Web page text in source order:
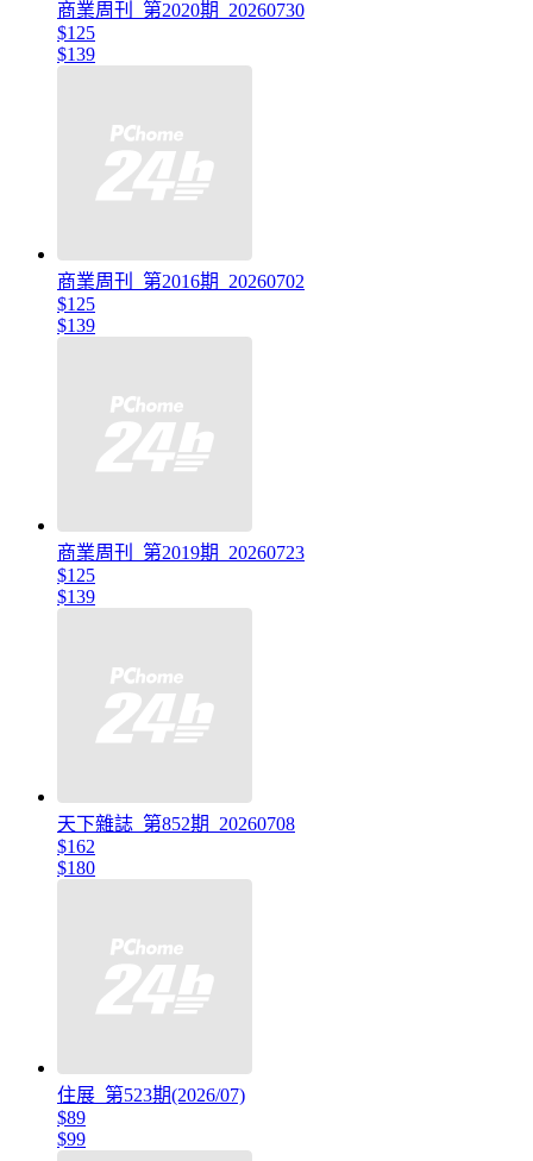
商業周刊_第2020期_20260730
$125
$139
商業周刊_第2016期_20260702
$125
$139
商業周刊_第2019期_20260723
$125
$139
天下雜誌_第852期_20260708
$162
$180
住展_第523期(2026/07)
$89
$99